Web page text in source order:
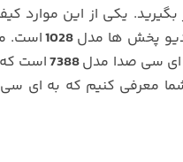
بگیرید. یکی از این
پخش ها مدل 1028است.
ای سی صدا مدل7388است
معرفی کنیم که به ای